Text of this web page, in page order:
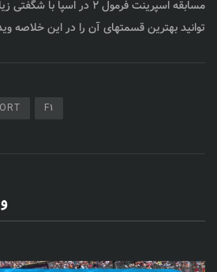
مسابقه اسپرینت فرمول 2 در
توانید بهترین قسمتهای آن را در این خلاصه
F1